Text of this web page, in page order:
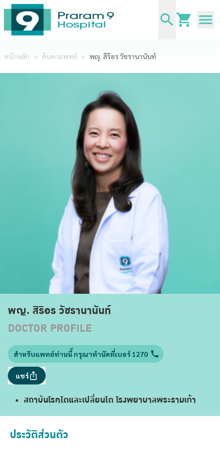
หน้าหลัก > ค้นหาแพทย์ > พญ. สิริอร วัชรานานันท์
พญ. สิริอร วัชรานานันท์
DOCTOR PROFILE
สำหรับแพทย์ท่านนี้ กรุณาทำนัดที่เบอร์ 1270
แชร์
สถาบันโรคไตและเปลี่ยนไต โรงพยาบาลพระรามเก้า
ประวัติส่วนตัว